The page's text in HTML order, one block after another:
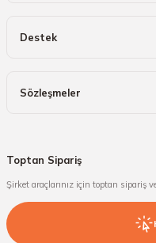
Destek
Sözleşmeler
Toptan Sipariş
Şirket araçlarınız için toptan sipariş